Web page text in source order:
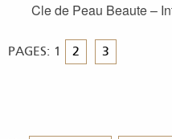
Cle de Peau Beaute –
PAGES: 1 2 3